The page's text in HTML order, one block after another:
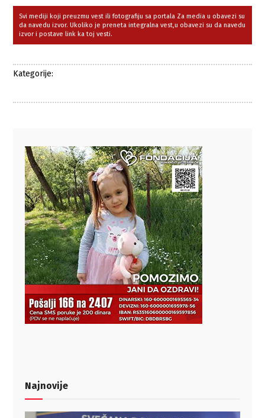
Svi mediji koji preuzmu vest ili fotografiju sa portala Za media u obavezi su
da navedu izvor. Ukoliko je preneta integralna vest,u obavezi su da navedu
izvor i postave link ka toj vesti.
Kategorije:
Najnovije